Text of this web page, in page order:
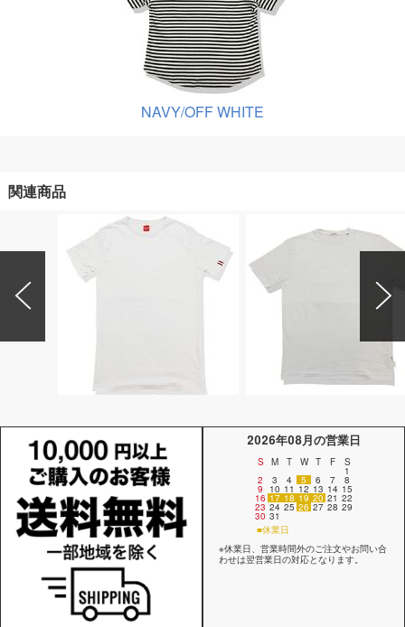
NAVY/OFF WHITE
関連商品
2026年08月の営業日
S M T W T F S
1
2 3 4 5 6 7 8
9 10 11 12 13 14 15
16 17 18 19 20 21 22
23 24 25 26 27 28 29
30 31
■休業日
※休業日、営業時間外のご注文やお問い合
わせは翌営業日の対応となります。